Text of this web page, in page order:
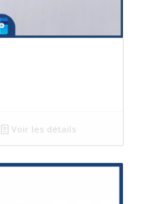
Voir les détails